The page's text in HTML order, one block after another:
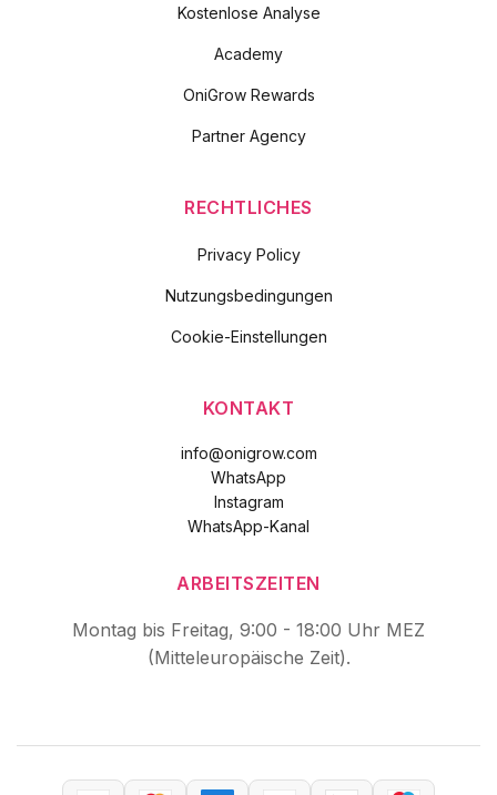
Kostenlose Analyse
Academy
OniGrow Rewards
Partner Agency
RECHTLICHES
Privacy Policy
Nutzungsbedingungen
Cookie-Einstellungen
KONTAKT
info@onigrow.com
WhatsApp
Instagram
WhatsApp-Kanal
ARBEITSZEITEN
Montag bis Freitag, 9:00 - 18:00 Uhr MEZ
(Mitteleuropäische Zeit).